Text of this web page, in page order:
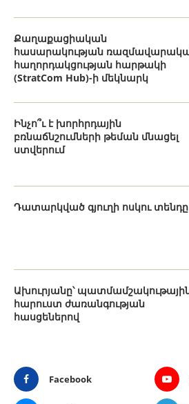
Քաղաքացիական
հասարակության
հաղորդակցության հարթակի
(StratCom Hub)-ի մեկնարկ
Ինչո՞ւ է խորհրդային
բռնաճնշումների թեման մնացել
ստվերում
Դատարկված գյուղի ոսկու տենդը
Ախուրյանը՝
հարուստ ժառանգության
հասցեներով
Facebook